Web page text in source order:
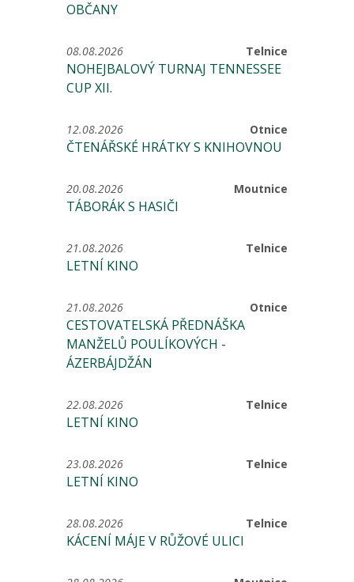
OBČANY
Telnice
08.08.2026
NOHEJBALOVÝ TURNAJ TENNESSEE
CUP XII.
Otnice
12.08.2026
ČTENÁŘSKÉ HRÁTKY S KNIHOVNOU
Moutnice
20.08.2026
TÁBORÁK S HASIČI
Telnice
21.08.2026
LETNÍ KINO
Otnice
21.08.2026
CESTOVATELSKÁ PŘEDNÁŠKA
MANŽELŮ POULÍKOVÝCH -
ÁZERBÁJDŽÁN
Telnice
22.08.2026
LETNÍ KINO
Telnice
23.08.2026
LETNÍ KINO
Telnice
28.08.2026
KÁCENÍ MÁJE V RŮŽOVÉ ULICI